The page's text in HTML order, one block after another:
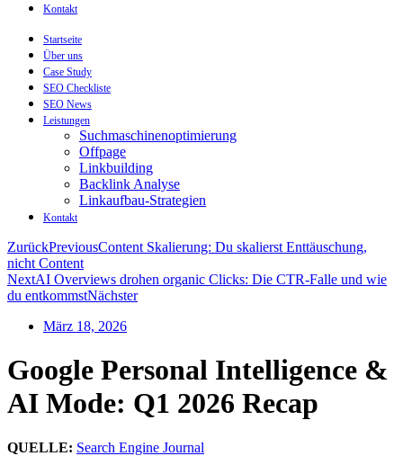
Kontakt
Startseite
Über uns
Case Study
SEO Checkliste
SEO News
Leistungen
Suchmaschinenoptimierung
Offpage
Linkbuilding
Backlink Analyse
Linkaufbau-Strategien
Kontakt
ZurückPreviousContent Skalierung: Du skalierst Enttäuschung,
nicht Content
NextAI Overviews drohen organic Clicks: Die CTR-Falle und wie
du entkommstNächster
März 18, 2026
Google Personal Intelligence &
AI Mode: Q1 2026 Recap
QUELLE: Search Engine Journal